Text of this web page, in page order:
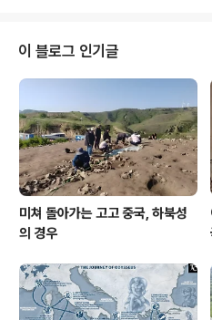
만든 근원이 둘이었는데 첫째 그 무수한 등
간 얼키설키한 관계, 곧 족보였고 둘째가 러
애칭과 그 매치였다. 작금 도널드 트럼프 미
령을 마이크 펜스 Mike Pence 라 하거니
이클 michael 애칭임은 요즘 초동급부도
데 가족이나 친지끼리 부르는 러샤..
이 블로그 인기글
미쳐 돌아가는 고고 중국, 하북성
의 경우